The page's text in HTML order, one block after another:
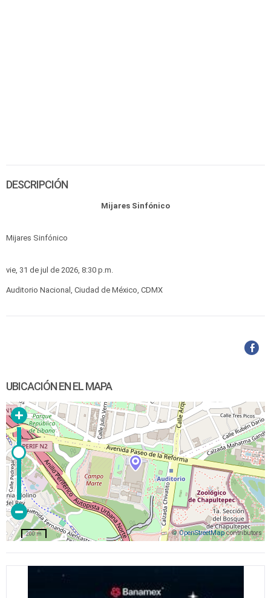
DESCRIPCIÓN
Mijares Sinfónico
Mijares Sinfónico
vie, 31 de jul de 2026, 8:30 p.m.
Auditorio Nacional, Ciudad de México, CDMX
UBICACIÓN EN EL MAPA
©OpenStreetMapcontributors
200 m